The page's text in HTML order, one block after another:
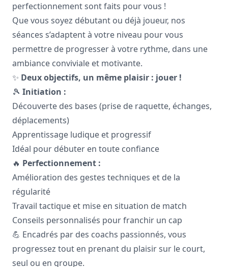
perfectionnement sont faits pour vous !
Que vous soyez débutant ou déjà joueur, nos
séances s’adaptent à votre niveau pour vous
permettre de progresser à votre rythme, dans une
ambiance conviviale et motivante.
✨ Deux objectifs, un même plaisir : jouer !
🎾 Initiation :
Découverte des bases (prise de raquette, échanges,
déplacements)
Apprentissage ludique et progressif
Idéal pour débuter en toute confiance
🔥 Perfectionnement :
Amélioration des gestes techniques et de la
régularité
Travail tactique et mise en situation de match
Conseils personnalisés pour franchir un cap
💪 Encadrés par des coachs passionnés, vous
progressez tout en prenant du plaisir sur le court,
seul ou en groupe.